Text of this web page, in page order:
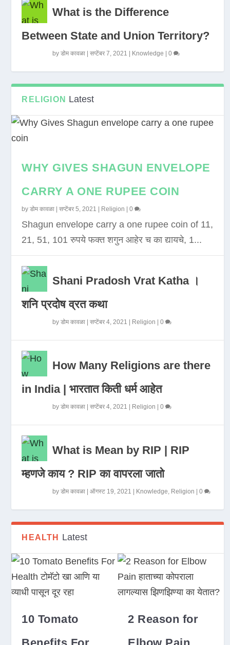
What is the Difference
Between State and Union Territory?
byडोम कावळा |सप्टेंबर 7, 2021 Knowledge |0
RELIGION Latest
WHY GIVES SHAGUN ENVELOPE
CARRY A ONE RUPEE COIN
byडोम कावळा |सप्टेंबर 5, 2021 Religion |0
Shagun envelope carry a one rupee coin of 11,
21, 51, 101 रुपये फक्त शगुन आहेर च का द्यायचे, 1...
Shani Pradosh Vrat Katha ।
शनि प्रदोष व्रत कथा
byडोम कावळा |सप्टेंबर 4, 2021 Religion |0
How Many Religions are there
in India | भारतात किती धर्म आहेत
byडोम कावळा |सप्टेंबर 4, 2021 Religion |0
What is Mean by RIP | RIP
म्हणजे काय ? RIP का वापरला जातो
byडोम कावळा |ऑगस्ट 19, 2021 Knowledge, Religion |0
HEALTH Latest
10 Tomato
2 Reason for